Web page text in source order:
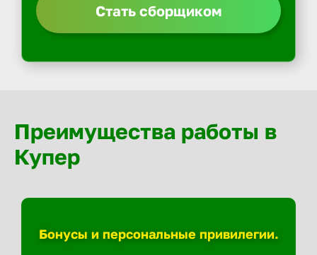
Стать сборщиком
Преимущества работы в
Купер
Бонусы и персональные привилегии.